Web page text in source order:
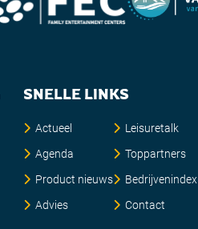
SNELLE LINKS
Actueel
Agenda
Product nieuws
Advies
Leisuretalk
Toppartners
Bedrijvenindex
Contact